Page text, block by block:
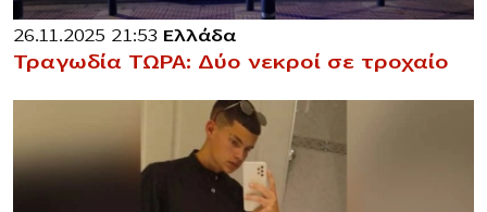
26.11.2025 21:53 Ελλάδα
Τραγωδία ΤΩΡΑ: Δύο νεκροί σε τροχαίο